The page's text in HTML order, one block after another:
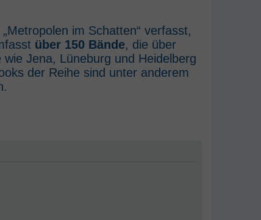
im Schatten“ verfasst,
über 150 Bände, die über
Jena, Lüneburg und Heidelberg
der Reihe sind unter anderem